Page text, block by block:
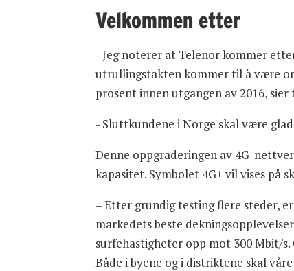
Velkommen etter
- Jeg noterer at Telenor kommer
utrullingstakten kommer til å være
prosent innen utgangen av 2016,
- Sluttkundene i Norge skal være
Denne oppgraderingen av 4G-
kapasitet. Symbolet 4G+ vil vises på
– Etter grundig testing flere steder,
markedets beste
surfehastigheter opp mot 300 Mbit/
Både i byene og i distriktene skal